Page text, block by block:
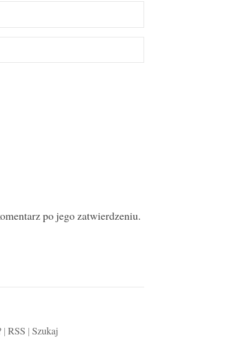
po jego zatwierdzeniu.
| RSS | Szukaj